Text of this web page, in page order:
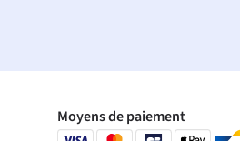
Moyens de paiement